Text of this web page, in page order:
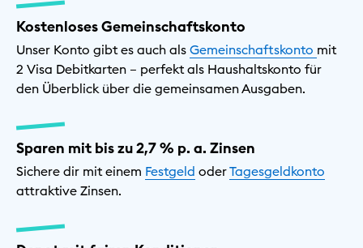
Kostenloses Gemeinschaftskonto
Unser Konto gibt es auch als Gemeinschaftskonto mit
2 Visa Debitkarten – perfekt als Haushaltskonto für
den Überblick über die gemeinsamen Ausgaben.
Sparen mit bis zu 2,7 % p. a. Zinsen
Sichere dir mit einem Festgeld oderTagesgeldkonto
attraktive Zinsen.